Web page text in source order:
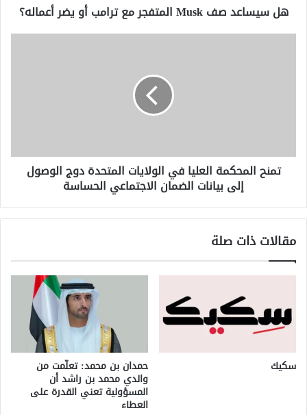
هل سيساعد صف Musk المتفجر مع ترامب أو يضر أعماله؟
الاجتماعي
الحساسة
تمنح المحكمة العليا في الولايات المتحدة دوج الوصول
إلى بيانات الضمان الاجتماعي الحساسة
مقالات ذات صلة
سكيك حمدان بن محمد: تعلّمت من
والدي محمد بن راشد أن
المسؤولية تعني القدرة على
العطاء